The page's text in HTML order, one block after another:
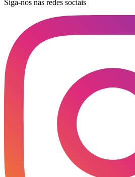
Siga-nos nas redes sociais